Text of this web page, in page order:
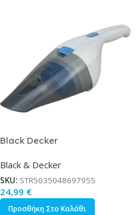
Black Decker
Χειρός 3.6V Λευκό Κωδικός
NVC115JL
Black & Decker
SKU: STR5035048697955
24,99 €
Προσθήκη Στο Καλάθι